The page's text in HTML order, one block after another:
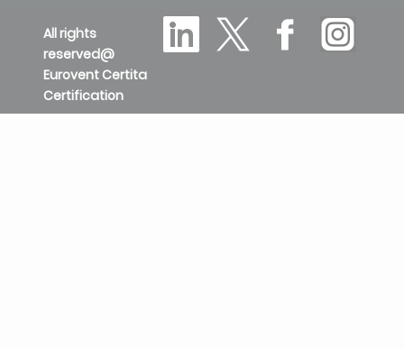
All rights
reserved@
Eurovent Certita
Certification